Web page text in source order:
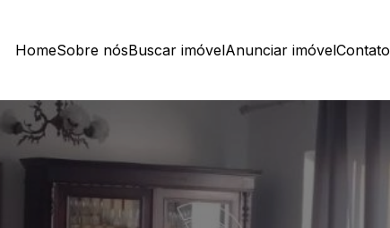
HomeSobre nósBuscar imóvelAnunciar imóvelContato